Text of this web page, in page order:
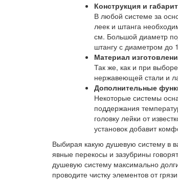
Конструкция и
В любой системе за
леек и штанга
см. Большой диаметр
штангу с диаметром до
Материал
Так же, как и при
нержавеющей стали и
Дополнительные
Некоторые системы
поддержания
головку лейки от
установок добавит
Выбирая какую душевую систему в
явные перекосы и зазубрины
душевую систему максимально
проводите чистку элементов от